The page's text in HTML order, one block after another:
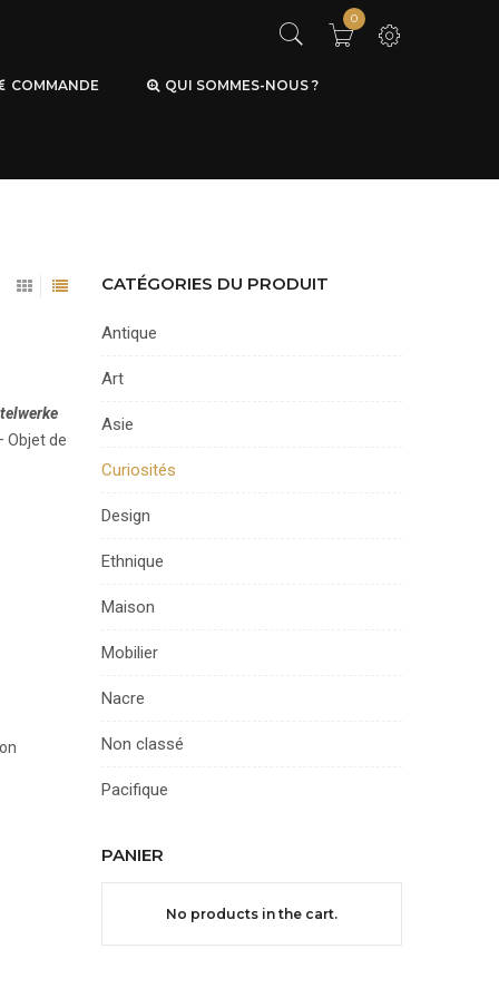
0
COMMANDE QUI SOMMES-NOUS ?
Objet de
CATÉGORIES DU PRODUIT
Antique
Art
Asie
Curiosités
Design
Ethnique
Maison
Mobilier
Nacre
Non classé
Pacifique
PANIER
No products in the cart.